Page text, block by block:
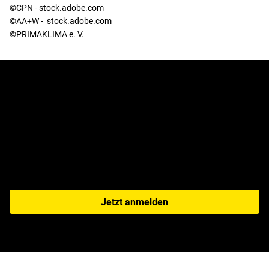
©CPN - stock.adobe.com
©AA+W - stock.adobe.com
©PRIMAKLIMA e. V.
Jetzt anmelden